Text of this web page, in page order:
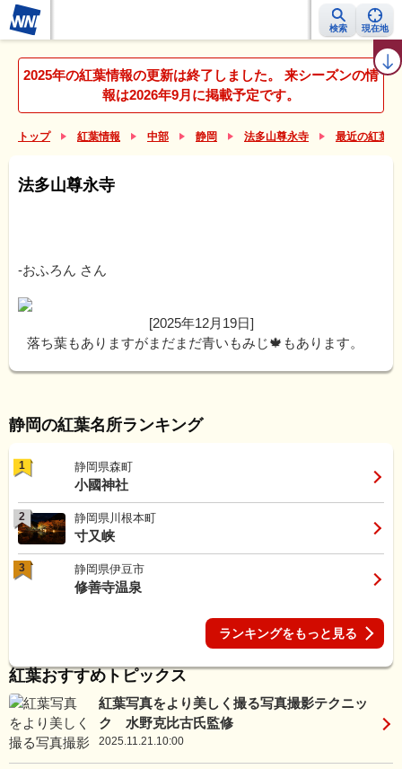
検索 現在地
紅葉レーダー 紅葉ニュース 京都 見頃カレンダー 名所ランキング
2025年の紅葉情報の更新は終了しました。 来シーズンの情
報は2026年9月に掲載予定です。
トップ 紅葉情報 中部 静岡 法多山尊永寺 最近の紅葉
法多山尊永寺
-おふろん さん
[2025年12月19日]
落ち葉もありますがまだまだ青いもみじ🍁もあります。
静岡の紅葉名所ランキング
1 静岡県森町
小國神社
2 静岡県川根本町
寸又峡
3 静岡県伊豆市
修善寺温泉
ランキングをもっと見る
紅葉おすすめトピックス
紅葉写真をより美しく撮る写真撮影テクニッ
ク 水野克比古氏監修
2025.11.21.10:00